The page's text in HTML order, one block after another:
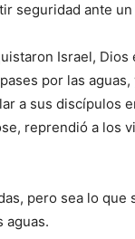
seguridad ante
Israel,
por las
a sus discípulos
reprendió a los
pero sea lo
aguas.